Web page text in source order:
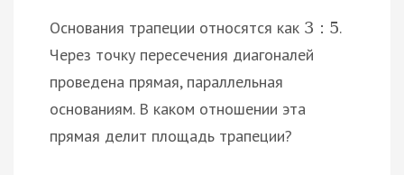
Основания трапеции относятся как 3 : 5.
Через точку пересечения диагоналей
проведена прямая, параллельная
основаниям. В каком отношении эта
прямая делит площадь трапеции?